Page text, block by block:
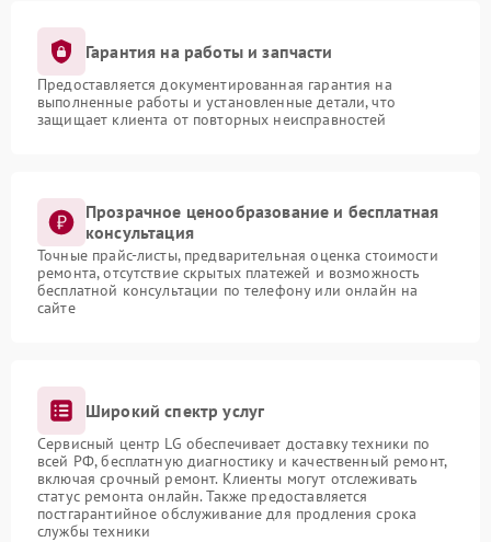
Гарантия на работы и запчасти
Предоставляется документированная гарантия на
выполненные работы и установленные детали, что
защищает клиента от повторных неисправностей
Прозрачное ценообразование и бесплатная
консультация
Точные прайс-листы, предварительная оценка стоимости
ремонта, отсутствие скрытых платежей и возможность
бесплатной консультации по телефону или онлайн на
сайте
Широкий спектр услуг
Сервисный центр LG обеспечивает доставку техники по
всей РФ, бесплатную диагностику и качественный ремонт,
включая срочный ремонт. Клиенты могут отслеживать
статус ремонта онлайн. Также предоставляется
постгарантийное обслуживание для продления срока
службы техники